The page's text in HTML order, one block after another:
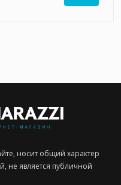
носит общий характер
не является публичной